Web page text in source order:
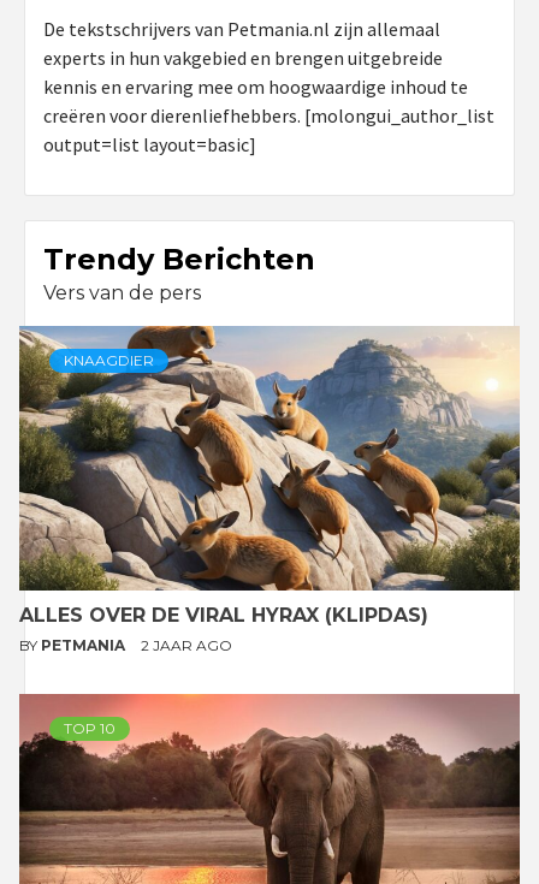
De tekstschrijvers van Petmania.nl zijn allemaal
experts in hun vakgebied en brengen uitgebreide
kennis en ervaring mee om hoogwaardige inhoud te
creëren voor dierenliefhebbers. [molongui_author_list
output=list layout=basic]
Trendy Berichten
Vers van de pers
KNAAGDIER
ALLES OVER DE VIRAL HYRAX (KLIPDAS)
BY PETMANIA 2 JAAR AGO
TOP 10